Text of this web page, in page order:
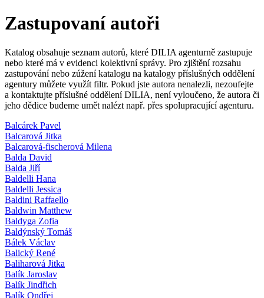
Zastupovaní autoři
Katalog obsahuje seznam autorů, které DILIA agenturně zastupuje
nebo které má v evidenci kolektivní správy. Pro zjištění rozsahu
zastupování nebo zúžení katalogu na katalogy příslušných oddělení
agentury můžete využít filtr. Pokud jste autora nenalezli, nezoufejte
a kontaktujte příslušné oddělení DILIA, není vyloučeno, že autora či
jeho dědice budeme umět nalézt např. přes spolupracující agenturu.
Balcárek Pavel
Balcarová Jitka
Balcarová-fischerová Milena
Balda David
Balda Jiří
Baldelli Hana
Baldelli Jessica
Baldini Raffaello
Baldwin Matthew
Baldyga Zofia
Baldýnský Tomáš
Bálek Václav
Balický René
Baliharová Jitka
Balík Jaroslav
Balík Jindřich
Balík Ondřej